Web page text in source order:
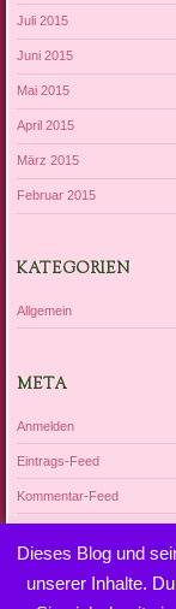
Juli 2015
Juni 2015
Mai 2015
April 2015
März 2015
Februar 2015
KATEGORIEN
Allgemein
META
Anmelden
Eintrags-Feed
Kommentar-Feed
Dieses Blog und
unserer Inhalte.